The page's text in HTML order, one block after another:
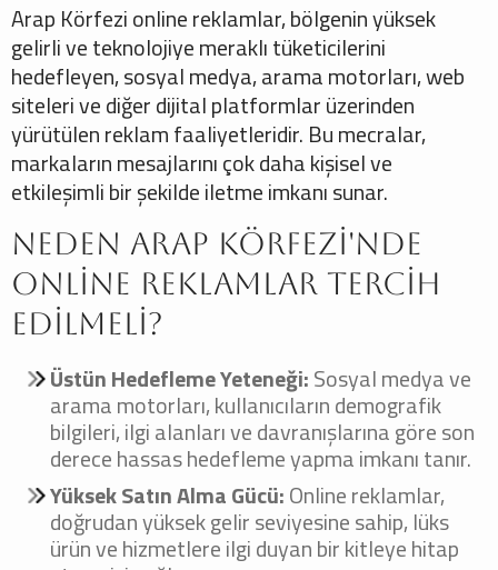
Arap Körfezi online reklamlar, bölgenin yüksek
gelirli ve teknolojiye meraklı tüketicilerini
hedefleyen, sosyal medya, arama motorları, web
siteleri ve diğer dijital platformlar üzerinden
yürütülen reklam faaliyetleridir. Bu mecralar,
markaların mesajlarını çok daha kişisel ve
etkileşimli bir şekilde iletme imkanı sunar.
Neden Arap Körfezi'nde
Online Reklamlar Tercih
Edilmeli?
Üstün Hedefleme Yeteneği:Sosyal medya ve
arama motorları, kullanıcıların demografik
bilgileri, ilgi alanları ve davranışlarına göre son
derece hassas hedefleme yapma imkanı tanır.
Yüksek Satın Alma Gücü:Online reklamlar,
doğrudan yüksek gelir seviyesine sahip, lüks
ürün ve hizmetlere ilgi duyan bir kitleye hitap